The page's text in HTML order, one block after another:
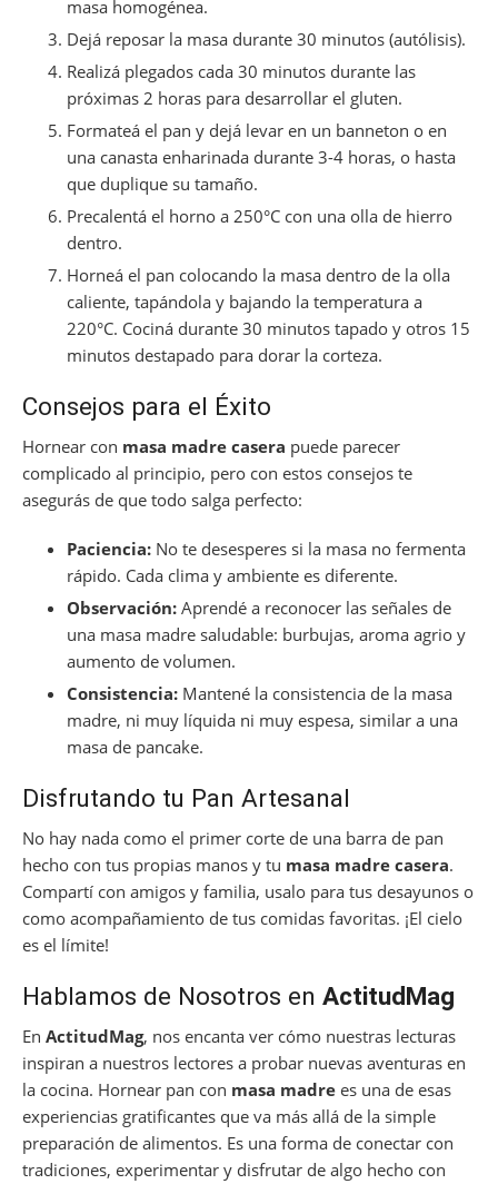
masa homogénea.
Dejá reposar la masa durante 30 minutos (autólisis).
Realizá plegados cada 30 minutos durante las
próximas 2 horas para desarrollar el gluten.
Formateá el pan y dejá levar en un banneton o en
una canasta enharinada durante 3-4 horas, o hasta
que duplique su tamaño.
Precalentá el horno a 250°C con una olla de hierro
dentro.
Horneá el pan colocando la masa dentro de la olla
caliente, tapándola y bajando la temperatura a
220°C. Cociná durante 30 minutos tapado y otros 15
minutos destapado para dorar la corteza.
Consejos para el Éxito
Hornear con masa madre casera puede parecer
complicado al principio, pero con estos consejos te
asegurás de que todo salga perfecto:
Paciencia: No te desesperes si la masa no fermenta
rápido. Cada clima y ambiente es diferente.
Observación: Aprendé a reconocer las señales de
una masa madre saludable: burbujas, aroma agrio y
aumento de volumen.
Consistencia: Mantené la consistencia de la masa
madre, ni muy líquida ni muy espesa, similar a una
masa de pancake.
Disfrutando tu Pan Artesanal
No hay nada como el primer corte de una barra de pan
hecho con tus propias manos y tu masa madre casera.
Compartí con amigos y familia, usalo para tus desayunos o
como acompañamiento de tus comidas favoritas. ¡El cielo
es el límite!
Hablamos de Nosotros en ActitudMag
En ActitudMag, nos encanta ver cómo nuestras lecturas
inspiran a nuestros lectores a probar nuevas aventuras en
la cocina. Hornear pan con masa madre es una de esas
experiencias gratificantes que va más allá de la simple
preparación de alimentos. Es una forma de conectar con
tradiciones, experimentar y disfrutar de algo hecho con